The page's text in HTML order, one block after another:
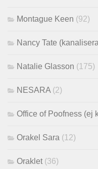
Montague Keen (92)
Nancy Tate
Natalie Glasson (175)
NESARA (2)
Office of Poofness (ej
Orakel Sara (12)
Oraklet (36)